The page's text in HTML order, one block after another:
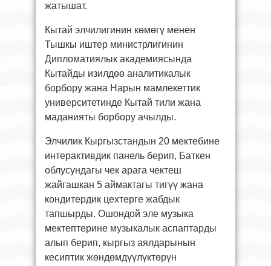
жатышат.
Кытай элчилигинин көмөгү менен
Тышкы иштер министрлигинин
Дипломатиялык академиясында
Кытайды изилдөө аналитикалык
борбору жана Нарын мамлекеттик
университетинде Кытай тили жана
маданияты борбору ачылды.
Элчилик Кыргызстандын 20 мектебине
интерактивдик панель берип, Баткен
облусундагы чек арага чектеш
жайгашкан 5 аймактагы тигүү жана
кондитердик цехтерге жабдык
тапшырды. Ошондой эле музыка
мектептерине музыкалык аспаптарды
алып берип, кыргыз аялдарынын
кесиптик жөндөмдүүлүктөрүн